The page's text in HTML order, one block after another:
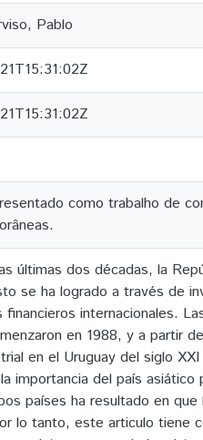
Pablo
como trabalho de
últimas dos décadas, la
se ha logrado a través de
financieros internacionales.
en 1988, y a partir
en el Uruguay del siglo
importancia del país asiático
países ha resultado en
lo tanto, este articulo tiene